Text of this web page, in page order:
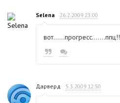
Selena 26.2.2009 23:00
вот......прогресс.......ппц!!
Дарверд 5.3.2009 12:50